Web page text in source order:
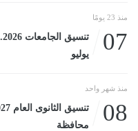
منذ 23 يومًا
07
يوليو
منذ شهر واحد
08
محافظة